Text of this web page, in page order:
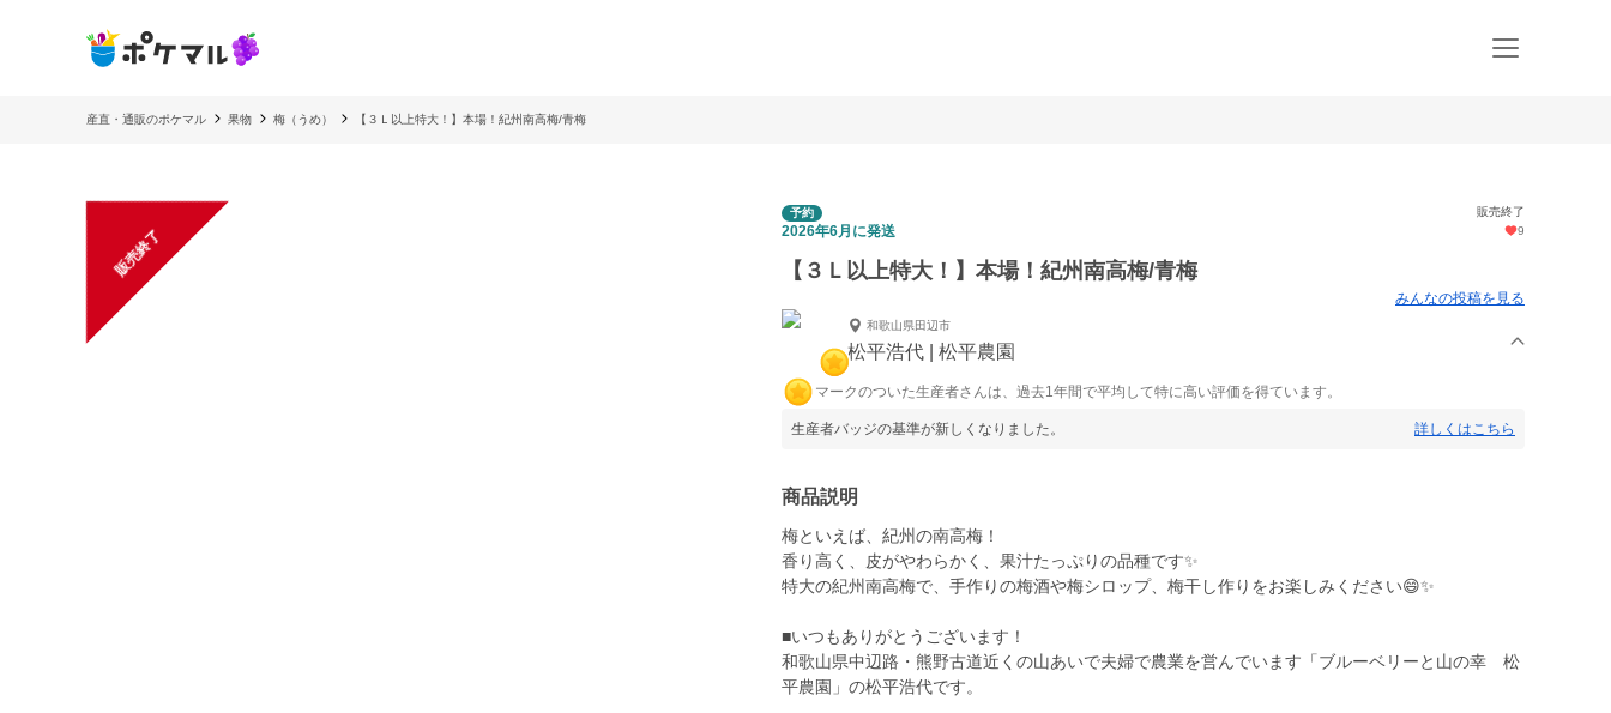
産直・通販のポケマル 果物 梅（うめ） 【３Ｌ以上特大！】本場！紀州南高梅/青梅
販売終了
予約 販売終了
2026年6月に発送 9
【３Ｌ以上特大！】本場！紀州南高梅/青梅
みんなの投稿を見る
和歌山県田辺市
松平浩代 | 松平農園
マークのついた生産者さんは、過去1年間で平均して特に高い評価を得ています。
生産者バッジの基準が新しくなりました。 詳しくはこちら
商品説明
梅といえば、紀州の南高梅！
香り高く、皮がやわらかく、果汁たっぷりの品種です✨️
特大の紀州南高梅で、手作りの梅酒や梅シロップ、梅干し作りをお楽しみください😄✨
■いつもありがとうございます！
和歌山県中辺路・熊野古道近くの山あいで夫婦で農業を営んでいます「ブルーベリーと山の幸 松
平農園」の松平浩代です。